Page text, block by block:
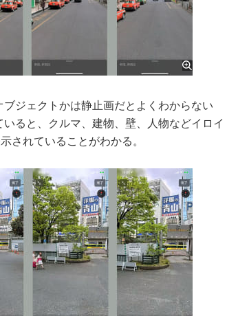
ジェクトかは静止画だとよくわからない
ると、クルマ、建物、壁、人物などイロイ
されていることがわかる。